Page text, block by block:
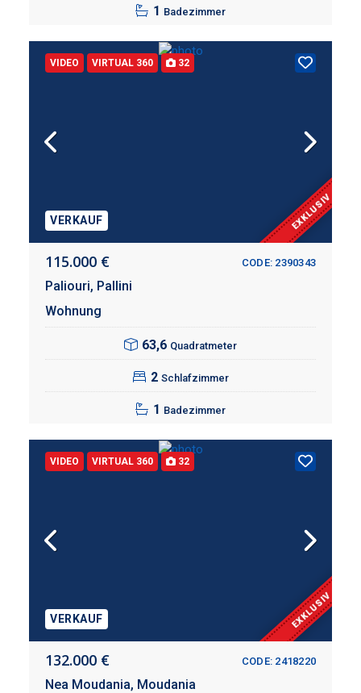
1 Badezimmer
VIDEO VIRTUAL 360 32
VERKAUF EXKLUSIV
115.000 € CODE: 2390343
Paliouri, Pallini
Wohnung
63,6 Quadratmeter
2 Schlafzimmer
1 Badezimmer
VIDEO VIRTUAL 360 32
VERKAUF EXKLUSIV
132.000 € CODE: 2418220
Nea Moudania, Moudania